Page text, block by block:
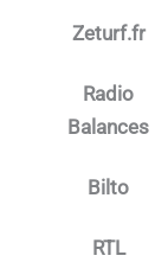
Zeturf.fr
Radio
Balances
Bilto
RTL